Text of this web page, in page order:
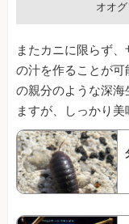
オオ
またカニに限らず
の汁を作ることが
の親分のような深海
ますが、しっかり美